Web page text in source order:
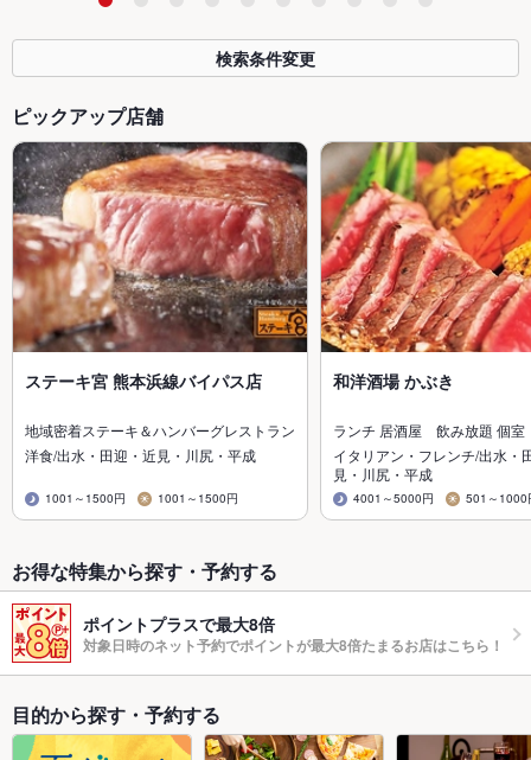
検索条件変更
ピックアップ店舗
ステーキ宮 熊本浜線バイパス店
地域密着ステーキ＆ハンバーグレストラン
洋食/出水・田迎・近見・川尻・平成
1001～1500円 1001～1500円
和洋酒場 かぶき
ランチ 居酒屋 飲み放題 個
イタリアン・フレンチ/出水・
見・川尻・平成
4001～5000円 501～1000
お得な特集から探す・予約する
ポイントプラスで最大8倍
対象日時のネット予約でポイントが最大8倍たまるお店はこちら！
目的から探す・予約する